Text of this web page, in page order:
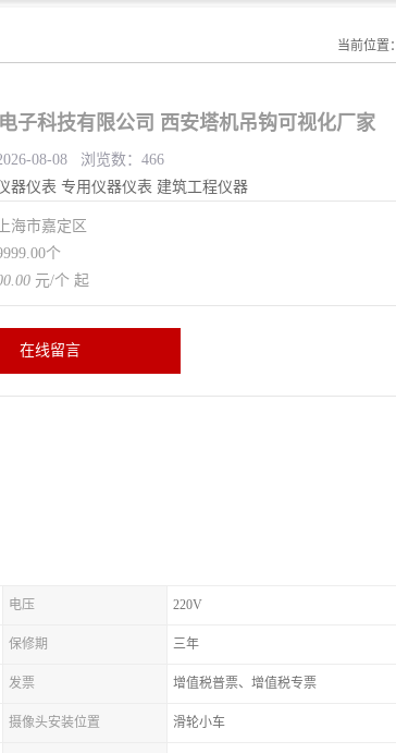
当前位置：
子科技有限公司 西安塔机吊钩可视化厂家
08-08 浏览数：466
器仪表 专用仪器仪表 建筑工程仪器
海市嘉定区
个
元/个 起
在线留言
电压 220V
保修期 三年
发票 增值税普票、增值税专票
摄像头安装位置 滑轮小车